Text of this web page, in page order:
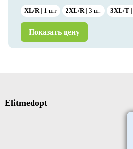
XL/R 1 шт 2XL/R 3 шт 3XL/T
Показать цену
Elitmedopt